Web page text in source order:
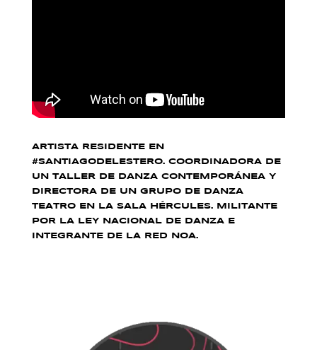
ARTISTA RESIDENTE EN
#SANTIAGODELESTERO. COORDINADORA DE
UN TALLER DE DANZA CONTEMPORÁNEA Y
DIRECTORA DE UN GRUPO DE DANZA
TEATRO EN LA SALA HÉRCULES. MILITANTE
POR LA LEY NACIONAL DE DANZA E
INTEGRANTE DE LA RED NOA.